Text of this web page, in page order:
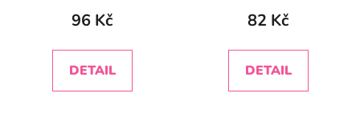
produktu
5,0
z
96 Kč
DETAIL
produktu
4,9
z
82 Kč
DETAIL